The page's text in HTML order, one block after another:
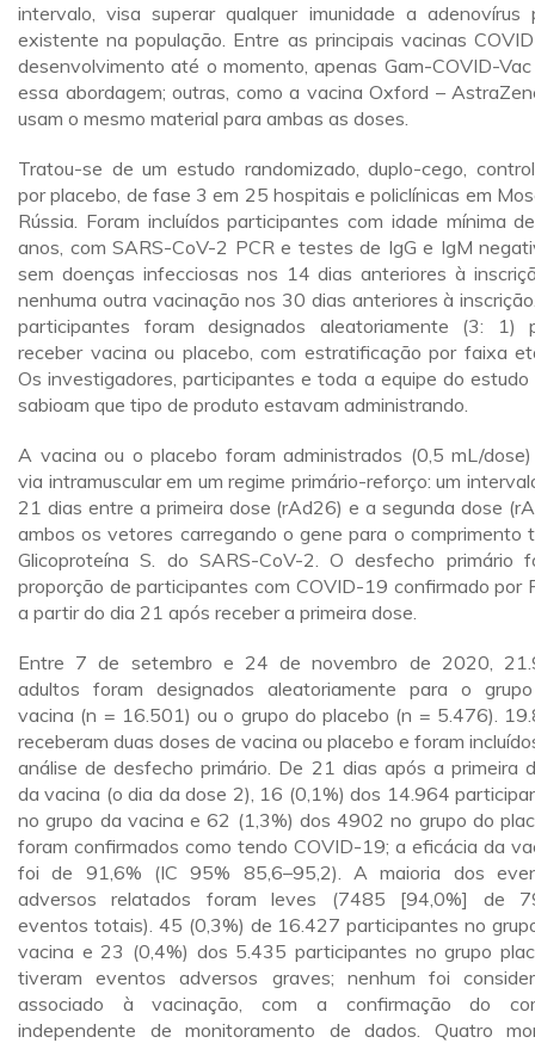
intervalo, visa superar qualquer imunidade a adenovírus
existente na população. Entre as principais vacinas
desenvolvimento até o momento, apenas Gam-COVID-Vac
essa abordagem; outras, como a vacina Oxford –
usam o mesmo material para ambas as doses.
Tratou-se de um estudo randomizado, duplo-cego,
por placebo, de fase 3 em 25 hospitais e policlínicas em
Rússia. Foram incluídos participantes com idade mínima
anos, com SARS-CoV-2 PCR e testes de IgG e IgM
sem doenças infecciosas nos 14 dias anteriores à
nenhuma outra vacinação nos 30 dias anteriores à
participantes foram designados aleatoriamente (3: 1)
receber vacina ou placebo, com estratificação por faixa
Os investigadores, participantes e toda a equipe do estudo
sabioam que tipo de produto estavam administrando.
A vacina ou o placebo foram administrados (0,5 mL/
via intramuscular em um regime primário-reforço: um
21 dias entre a primeira dose (rAd26) e a segunda dose
ambos os vetores carregando o gene para o comprimento
Glicoproteína S. do SARS-CoV-2. O desfecho primário
proporção de participantes com COVID-19 confirmado por
a partir do dia 21 após receber a primeira dose.
Entre 7 de setembro e 24 de novembro de 2020,
adultos foram designados aleatoriamente para o
vacina (n = 16.501) ou o grupo do placebo (n = 5.476).
receberam duas doses de vacina ou placebo e foram
análise de desfecho primário. De 21 dias após a primeira
da vacina (o dia da dose 2), 16 (0,1%) dos 14.964
no grupo da vacina e 62 (1,3%) dos 4902 no grupo do
foram confirmados como tendo COVID-19; a eficácia da
foi de 91,6% (IC 95% 85,6–95,2). A maioria dos
adversos relatados foram leves (7485 [94,0%] de
eventos totais). 45 (0,3%) de 16.427 participantes no
vacina e 23 (0,4%) dos 5.435 participantes no grupo
tiveram eventos adversos graves; nenhum foi
associado à vacinação, com a confirmação do
independente de monitoramento de dados. Quatro